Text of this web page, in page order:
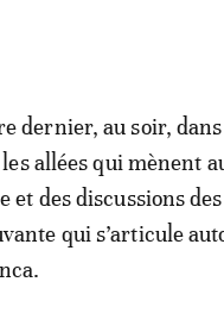
dernier, au soir,
allées qui mènent
et des discussions
qui s’articule